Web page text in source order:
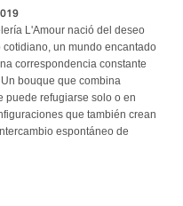
L'Amour nació del deseo
un mundo encantado
correspondencia constante
bouque que combina
puede refugiarse solo o en
que también crean
espontáneo de